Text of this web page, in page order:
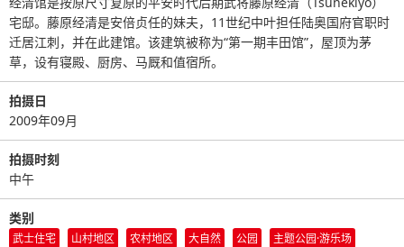
宅邸。藤原经清是安倍贞任的妹夫，11世纪中叶担任陆奥国府官职时
迁居江刺，并在此建馆。该建筑被称为“第一期丰田馆”，屋顶为茅
草，设有寝殿、厨房、马厩和值宿所。
拍摄日
2009年09月
拍摄时刻
中午
类别
武士住宅 山村地区 农村地区 大自然 公园
主题公园·游乐场